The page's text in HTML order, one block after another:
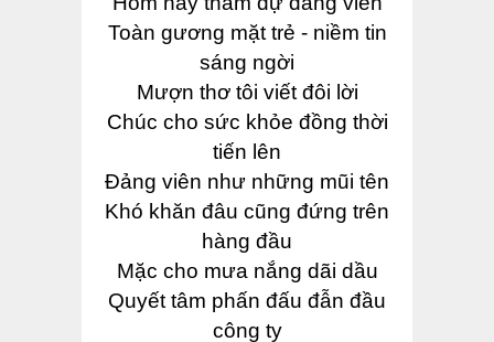
Toàn gương mặt trẻ - niềm tin
sáng ngời
Mượn thơ tôi viết đôi lời
Chúc cho sức khỏe đồng thời
tiến lên
Đảng viên như những mũi tên
Khó khăn đâu cũng đứng trên
hàng đầu
Mặc cho mưa nắng dãi dầu
Quyết tâm phấn đấu đẫn đầu
công ty